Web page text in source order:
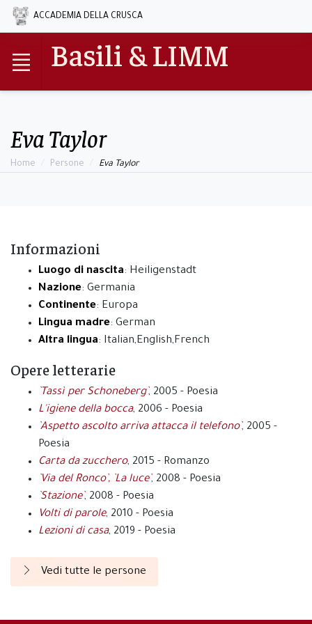
ACCADEMIA DELLA CRUSCA
Basili & LIMM
Eva Taylor
Home Persone Eva Taylor
Informazioni
Luogo di nascita: Heiligenstadt
Nazione: Germania
Continente: Europa
Lingua madre: German
Altra lingua: Italian,English,French
Opere letterarie
`Tassì per Schoneberg`, 2005 - Poesia
L'igiene della bocca, 2006 - Poesia
`Aspetto ascolto arriva attacca il telefono`, 2005 -
Poesia
Carta da zucchero, 2015 - Romanzo
`Via del Ronco`, `La luce`, 2008 - Poesia
`Stazione`, 2008 - Poesia
Volti di parole, 2010 - Poesia
Lezioni di casa, 2019 - Poesia
Vedi tutte le persone